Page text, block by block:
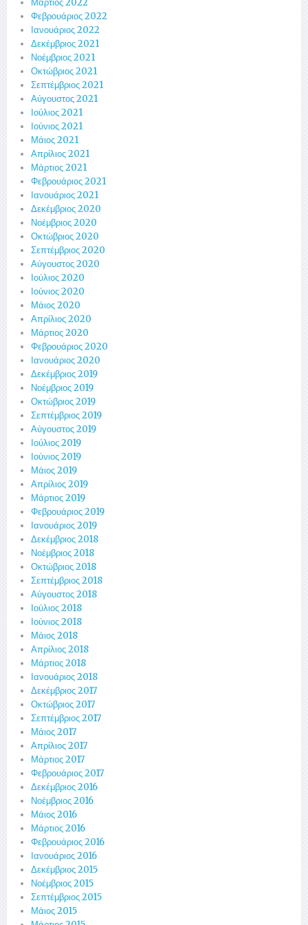
Μάρτιος 2022
Φεβρουάριος 2022
Ιανουάριος 2022
Δεκέμβριος 2021
Νοέμβριος 2021
Οκτώβριος 2021
Σεπτέμβριος 2021
Αύγουστος 2021
Ιούλιος 2021
Ιούνιος 2021
Μάιος 2021
Απρίλιος 2021
Μάρτιος 2021
Φεβρουάριος 2021
Ιανουάριος 2021
Δεκέμβριος 2020
Νοέμβριος 2020
Οκτώβριος 2020
Σεπτέμβριος 2020
Αύγουστος 2020
Ιούλιος 2020
Ιούνιος 2020
Μάιος 2020
Απρίλιος 2020
Μάρτιος 2020
Φεβρουάριος 2020
Ιανουάριος 2020
Δεκέμβριος 2019
Νοέμβριος 2019
Οκτώβριος 2019
Σεπτέμβριος 2019
Αύγουστος 2019
Ιούλιος 2019
Ιούνιος 2019
Μάιος 2019
Απρίλιος 2019
Μάρτιος 2019
Φεβρουάριος 2019
Ιανουάριος 2019
Δεκέμβριος 2018
Νοέμβριος 2018
Οκτώβριος 2018
Σεπτέμβριος 2018
Αύγουστος 2018
Ιούλιος 2018
Ιούνιος 2018
Μάιος 2018
Απρίλιος 2018
Μάρτιος 2018
Ιανουάριος 2018
Δεκέμβριος 2017
Οκτώβριος 2017
Σεπτέμβριος 2017
Μάιος 2017
Απρίλιος 2017
Μάρτιος 2017
Φεβρουάριος 2017
Δεκέμβριος 2016
Νοέμβριος 2016
Μάιος 2016
Μάρτιος 2016
Φεβρουάριος 2016
Ιανουάριος 2016
Δεκέμβριος 2015
Νοέμβριος 2015
Σεπτέμβριος 2015
Μάιος 2015